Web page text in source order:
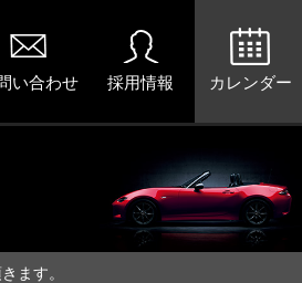
い合わせ 採用情報 カレンダー
ます。